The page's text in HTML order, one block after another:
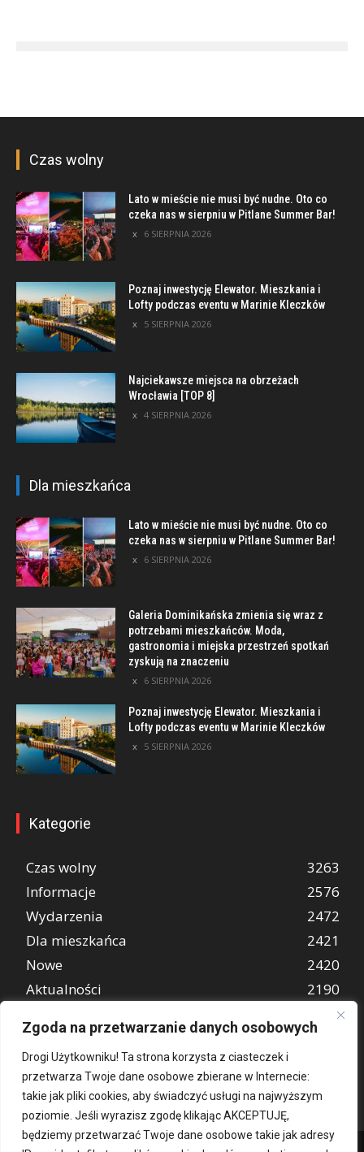
Zgoda na przetwarzanie danych osobowych
Drogi Użytkowniku! Ta strona korzysta z ciasteczek i
przetwarza Twoje dane osobowe zbierane w Internecie:
takie jak pliki cookies, aby świadczyć usługi na najwyższym
poziomie. Jeśli wyrazisz zgodę klikając AKCEPTUJĘ,
będziemy przetwarzać Twoje dane osobowe takie jak adresy
Czas wolny
Lato w mieście nie musi być nudne. Oto co
czeka nas w sierpniu w Pitlane Summer Bar!
6 SIERPNIA 2026
Poznaj inwestycję Elewator. Mieszkania i
Lofty podczas eventu w Marinie Kleczków
5 SIERPNIA 2026
Najciekawsze miejsca na obrzeżach
Wrocławia [TOP 8]
4 SIERPNIA 2026
Dla mieszkańca
Lato w mieście nie musi być nudne. Oto co
czeka nas w sierpniu w Pitlane Summer Bar!
6 SIERPNIA 2026
Galeria Dominikańska zmienia się wraz z
potrzebami mieszkańców. Moda,
gastronomia i miejska przestrzeń spotkań
zyskują na znaczeniu
6 SIERPNIA 2026
Poznaj inwestycję Elewator. Mieszkania i
Lofty podczas eventu w Marinie Kleczków
5 SIERPNIA 2026
Kategorie
Czas wolny
3263
Informacje
2576
Wydarzenia
2472
Dla mieszkańca
2421
Nowe
2420
Aktualności
2190
1997
REKLAMA
849
Atrakcje turystyczne